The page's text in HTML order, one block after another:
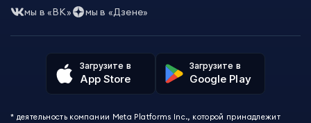
Загрузите в
App Store
Загрузите в
Google Play
* деятельность компании Meta Platforms Inc., которой принадлежит
Skillfactory
Talentsy
ProductStar
Маркетинг
Аналитика
Другие профессии
Красота и здоровье
Часто задаваемые вопросы
Пользовательское соглашение
Политика обработки данных
Избранные курсы
Акции и скидки
О проекте
мы в «ВК» мы в «Дзене»